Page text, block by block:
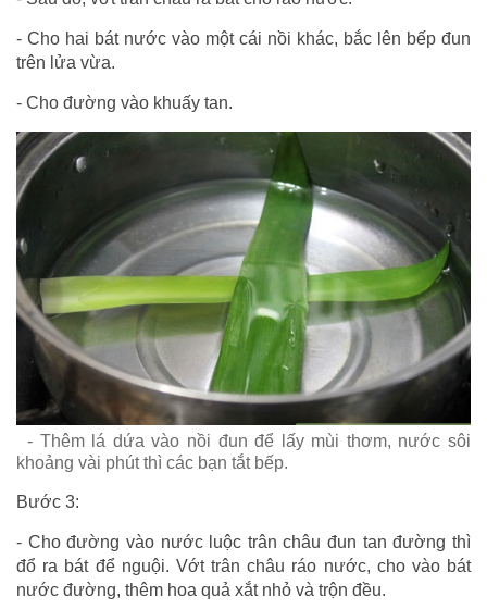
- Cho hai bát nước vào một cái nồi khác, bắc lên bếp đun
trên lửa vừa.
- Cho đường vào khuấy tan.
- Thêm lá dứa vào nồi đun để lấy mùi thơm, nước sôi
khoảng vài phút thì các bạn tắt bếp.
Bước 3:
- Cho đường vào nước luộc trân châu đun tan đường thì
đổ ra bát để nguội. Vớt trân châu ráo nước, cho vào bát
nước đường, thêm hoa quả xắt nhỏ và trộn đều.